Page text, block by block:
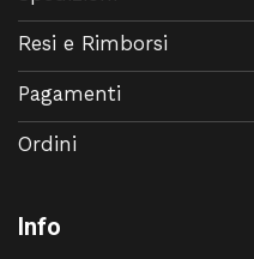
Resi e Rimborsi
Pagamenti
Ordini
Info